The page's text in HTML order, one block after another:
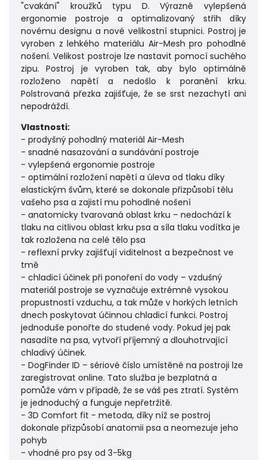
"cvakání" kroužků typu D. Výrazně vylepšená
ergonomie postroje a optimalizovaný střih díky
novému designu a nové velikostní stupnici. Postroj je
vyroben z lehkého materiálu Air-Mesh pro pohodlné
nošení. Velikost postroje lze nastavit pomocí suchého
zipu. Postroj je vyroben tak, aby bylo optimálně
rozloženo napětí a nedošlo k poranění krku.
Polstrovaná přezka zajišťuje, že se srst nezachytí ani
nepodráždí.
Vlastnosti:
- prodyšný pohodlný materiál Air-Mesh
- snadné nasazování a sundávání postroje
- vylepšená ergonomie postroje
- optimální rozložení napětí a úleva od tlaku díky
elastickým švům, které se dokonale přizpůsobí tělu
vašeho psa a zajistí mu pohodlné nošení
- anatomicky tvarovaná oblast krku – nedochází k
tlaku na citlivou oblast krku psa a síla tlaku vodítka je
tak rozložena na celé tělo psa
- reflexní prvky zajišťují viditelnost a bezpečnost ve
tmě
- chladicí účinek při ponoření do vody – vzdušný
materiál postroje se vyznačuje extrémně vysokou
propustností vzduchu, a tak může v horkých letních
dnech poskytovat účinnou chladicí funkci. Postroj
jednoduše ponořte do studené vody. Pokud jej pak
nasadíte na psa, vytvoří příjemný a dlouhotrvající
chladivý účinek.
- DogFinder ID – sériové číslo umístěné na postroji lze
zaregistrovat online. Tato služba je bezplatná a
pomůže vám v případě, že se váš pes ztratí. Systém
je jednoduchý a funguje nepřetržitě.
- 3D Comfort fit - metoda, díky níž se postroj
dokonale přizpůsobí anatomii psa a neomezuje jeho
pohyb
- vhodné pro psy od 3-5kg